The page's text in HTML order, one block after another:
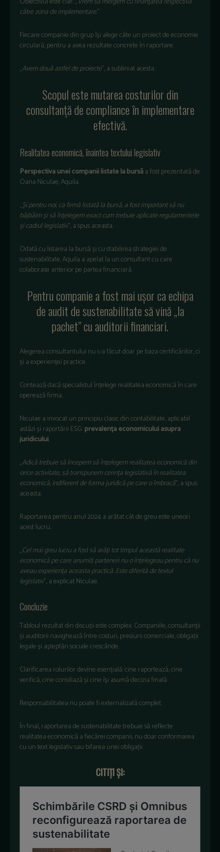
către zona de implementare.”
Fiecare companie din grupîși alege câte un proiect de economie
circulară, pentru a avea rezultate concreteîn raportare.
„Avem două astfel de proiecte”, a subliniat acesta.
Scopul este mutarea costurilor din
consultanță de complianceîn implementare
efectivă.
Realitatea economică,înaintea textului legislativ
Perspectiva unei companii listate la bursăa fost prezentată de
Oana Niculae, Aquila.
„Și pentru noi, ca firmă listată la bursă, a fost important să nu
bâjbâimși săînțelegem exact cum trebuie aplicate regulamentele
și cadrul legislativ”, a spus aceasta.
Odată cu listarea la bursă și cu stabilirea strategiei de
sustenabilitate, Aquila a apelat la un consultant cu care
colaborase anterior pe partea financiară.
Pentru companie a fost mai ușor ca echipa
de audit de sustenabilitate să vină„la
pachet” cu auditorii financiari.
Alegerea consultantului nu s-a făcut doar pe baza certificărilor, ci
și a experienței practice.
Contează dacă specialistulînțelege realitatea economicăîn care
operează firma.
Niculae a invocat un principiu clasic din contabilitate, aplicabil
astăzi și raportării ESG:prevalența economicului asupra
juridicului.
„Adică trebuie săîncepem săînțelegem realitatea economică din
orice activitate, să transpunem cerința legislativăîn realitatea
economică, indiferent de forma juridică pe care oîmbracă”, a spus
aceasta.
Raportarea pentru anul 2024 a arătat cât de greu este uneori
acest lucru.
„Cel mai greu lucru a fost să arăți tot timpul această realitate
economică pe care anumiți parteneri nu oînțelegeau pentru că nu
aveau experiența aceasta practică. Este diferită de textul
legislativ”, a explicat Niculae.
Concluzie
Tabloul rezultat din discuții este complex. Companiile, consultanții
și auditorii navigheazăîntre costuri, presiuni comerciale, obligații
legale și așteptări sociale crescânde.
Clarificarea rolurilor devine esențială: cine raportează, cine
verifică, cine consiliază și cineîși asumă decizia finală.
Responsabilitatea nu poate fi externalizată complet.
În final, raportarea de sustenabilitate trebuie să reflecte
realitatea economică a fiecărei companii, nu doar conformarea
cu un text legislativ sau bifarea unei obligații.
CITIȚI ȘI: